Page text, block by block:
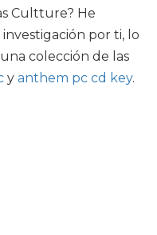
Cultture? He
por ti, lo
colección de las
y anthem pc cd key.